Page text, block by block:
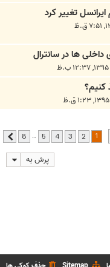
تغییر کرد
ها در سانترال
2
3
4
5
…
8 بعدی
پرش به